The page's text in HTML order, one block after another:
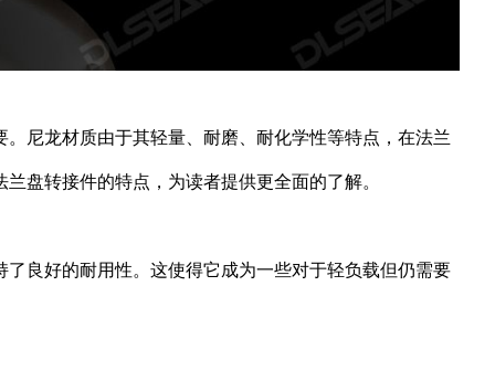
尼龙材质由于其轻量、耐磨、耐化学性等特点，在法兰
盘转接件的特点，为读者提供更全面的了解。
良好的耐用性。这使得它成为一些对于轻负载但仍需要